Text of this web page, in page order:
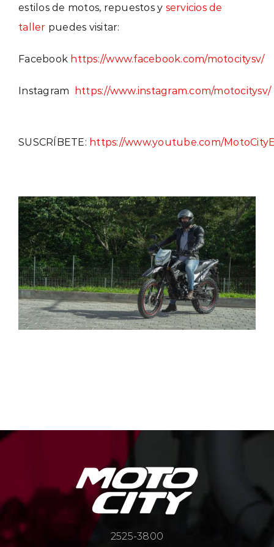
estilos de motos, repuestos y servicios de
taller puedes visitar:
Facebook https://www.facebook.com/motocitysv/
Instagram https://www.instagram.com/motocitysv/
SUSCRÍBETE: https://www.youtube.com/
2525-3800